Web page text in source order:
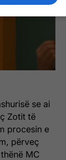
se ai
Zotit të
procesin e
përveç
MC